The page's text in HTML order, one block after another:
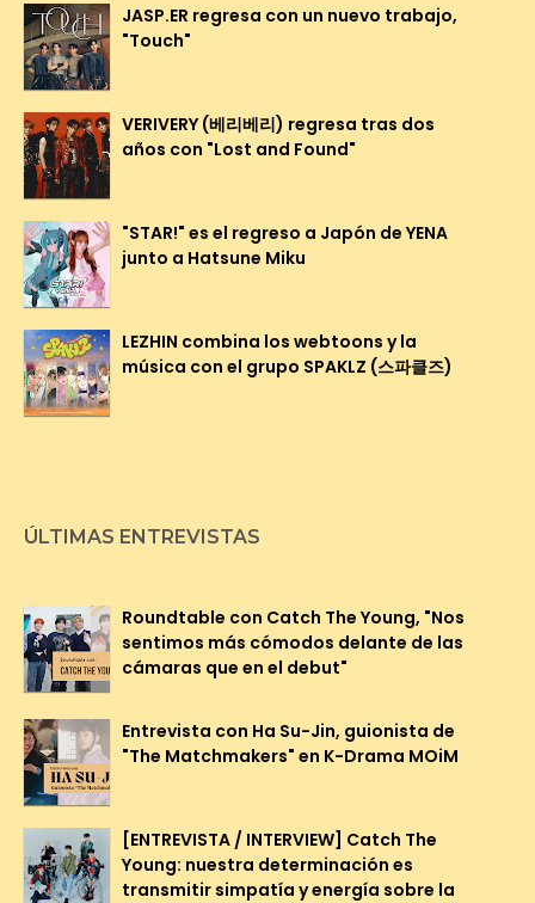
JASP.ER regresa con un nuevo trabajo,
"Touch"
VERIVERY (베리베리) regresa tras dos
años con "Lost and Found"
"STAR!" es el regreso a Japón de YENA
junto a Hatsune Miku
LEZHIN combina los webtoons y la
música con el grupo SPAKLZ (스파클즈)
ÚLTIMAS ENTREVISTAS
Roundtable con Catch The Young, "Nos
sentimos más cómodos delante de las
cámaras que en el debut"
Entrevista con Ha Su-Jin, guionista de
"The Matchmakers" en K-Drama MOiM
[ENTREVISTA / INTERVIEW] Catch The
Young: nuestra determinación es
transmitir simpatía y energía sobre la